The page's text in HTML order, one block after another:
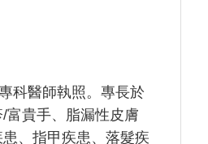
科醫師執照。專長於
富貴手、脂漏性皮膚
、指甲疾患、落髮疾